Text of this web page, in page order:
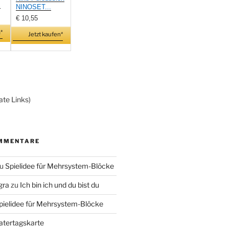
NINOSET...
€ 10,55
Jetzt kaufen*
Links)
Spielidee für Mehrsystem-Blöcke
zu Ich bin ich und du bist du
für Mehrsystem-Blöcke